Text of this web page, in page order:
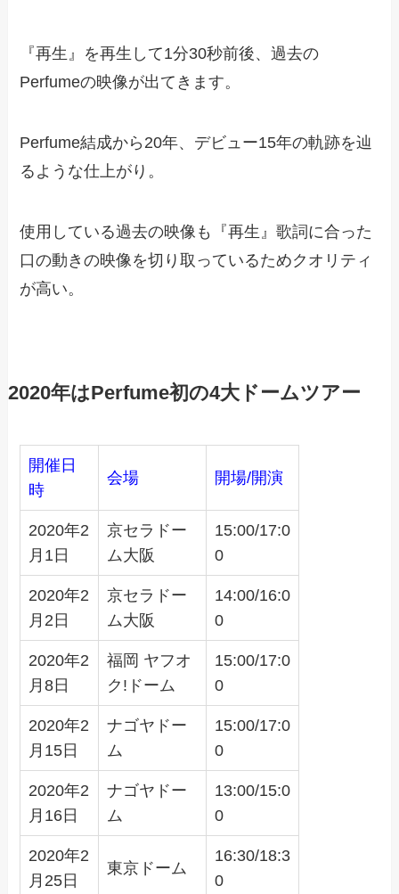
『再生』を再生して1分30秒前後、過去の
Perfumeの映像が出てきます。
Perfume結成から20年、デビュー15年の軌跡を辿
るような仕上がり。
使用している過去の映像も『再生』歌詞に合った
口の動きの映像を切り取っているためクオリティ
が高い。
2020年はPerfume初の4大ドームツアー
開催日
時
会場 開場/開演
2020年2
月1日
京セラドー
ム大阪
15:00/17:0
0
2020年2
月2日
京セラドー
ム大阪
14:00/16:0
0
2020年2
月8日
福岡 ヤフオ
ク!ドーム
15:00/17:0
0
2020年2
月15日
ナゴヤドー
ム
15:00/17:0
0
2020年2
月16日
ナゴヤドー
ム
13:00/15:0
0
2020年2
月25日
東京ドーム
16:30/18:3
0